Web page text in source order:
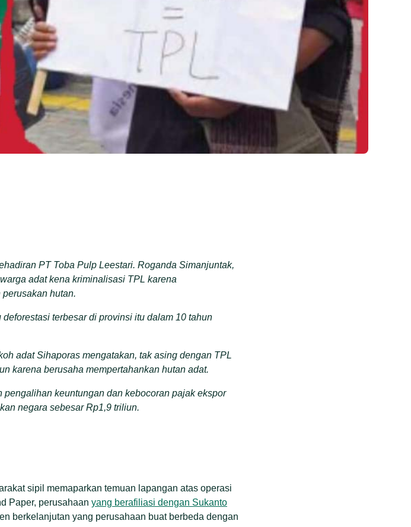
PT Toba Pulp Leestari. Roganda Simanjuntak,
adat kena kriminalisasi TPL karena
hutan.
terbesar di provinsi itu dalam 10 tahun
adat Sihaporas mengatakan, tak asing dengan TPL
karena berusaha mempertahankan hutan adat.
keuntungan dan kebocoran pajak ekspor
negara sebesar Rp1,9 triliun.
sipil memaparkan temuan lapangan atas operasi
Paper, perusahaan yang berafiliasi dengan Sukanto
berkelanjutan yang perusahaan buat berbeda dengan